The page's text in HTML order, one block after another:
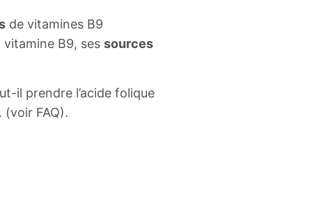
de vitamines B9
B9, ses sources
il prendre l’acide folique
FAQ).